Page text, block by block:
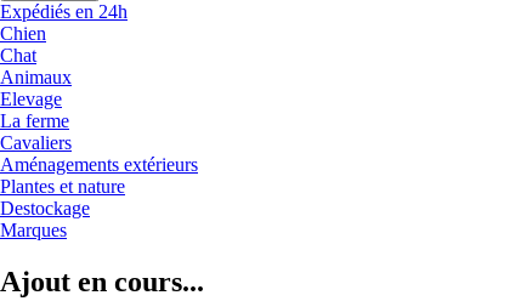
Expédiés en 24h
Chien
Chat
Animaux
Elevage
La ferme
Cavaliers
Aménagements extérieurs
Plantes et nature
Destockage
Marques
Ajout en cours...